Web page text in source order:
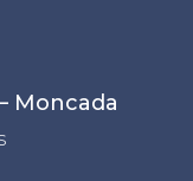
Moncada